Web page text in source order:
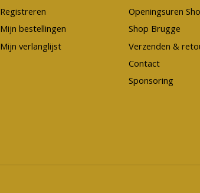
Registreren
Mijn bestellingen
Mijn verlanglijst
Openingsuren
Shop Brugge
Verzenden &
Contact
Sponsoring